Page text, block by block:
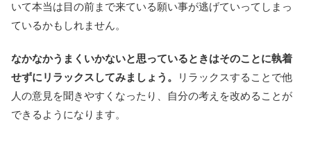
いて本当は目の前まで来ている願い事が逃げていってしまっ
ているかもしれません。
なかなかうまくいかないと思っているときはそのことに執着
せずにリラックスしてみましょう。
リラックスすることで他
人の意見を聞きやすくなったり、自分の考えを改めることが
できるようになります。